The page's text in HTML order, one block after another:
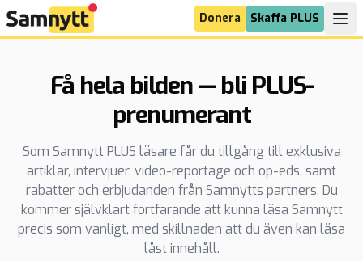
Donera Skaffa PLUS
Få hela bilden — bli PLUS-
prenumerant
Som Samnytt PLUS läsare får du tillgång till exklusiva
artiklar, intervjuer, video-reportage och op-eds. samt
rabatter och erbjudanden från Samnytts partners. Du
kommer självklart fortfarande att kunna läsa Samnytt
precis som vanligt, med skillnaden att du även kan läsa
låst innehåll.